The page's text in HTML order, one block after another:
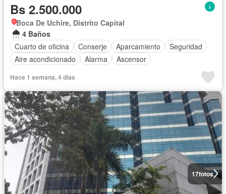
Bs 2.500.000
Boca De Uchire, Distrito Capital
4 Baños
Cuarto de oficina
Conserje Aparcamiento
Seguridad
Aire acondicionado
Alarma Ascensor
Hace 1 semana, 4 días
17fotos